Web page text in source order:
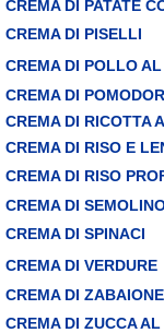
CREMA DI PATATE
CREMA DI PISELLI
CREMA DI POLLO AL
CREMA DI
CREMA DI RICOTTA
CREMA DI RISO E
CREMA DI RISO
CREMA DI
CREMA DI SPINACI
CREMA DI VERDURE
CREMA DI ZABAIONE
CREMA DI ZUCCA AL